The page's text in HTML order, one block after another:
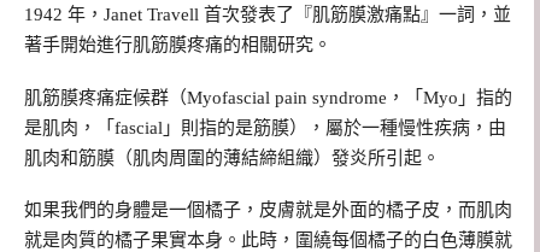
1942 年，Janet Travell 首次發表了『肌筋膜激痛點』一詞，並
著手開始進行肌筋膜疼痛的相關研究。
肌筋膜疼痛症候群（Myofascial pain syndrome，「Myo」指的
是肌肉，「fascial」則指的是筋膜），屬於一種慢性疾病，由
肌肉和筋膜（肌肉周圍的薄結締組織）發炎所引起。
如果我們的身體是一個橘子，皮膚就是外面的橘子皮，而肌肉
就是肉質的橘子果實本身。此時，圍繞每個橘子的白色薄膜就